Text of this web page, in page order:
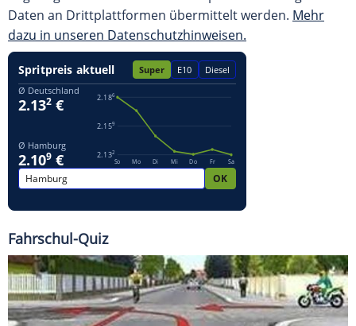
Daten an Drittplattformen übermittelt werden. Mehr
dazu in unseren Datenschutzhinweisen.
Fahrschul-Quiz